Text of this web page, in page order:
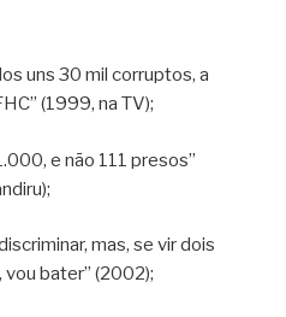
uns 30 mil corruptos, a
(1999, na TV);
e não 111 presos”
mas, se vir dois
vou bater” (2002);